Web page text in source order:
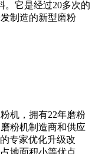
。它是经过20多次的
制造的新型磨粉
机，拥有22年磨粉
粉机制造商和供应
专家优化升级改
地面积小等优点，